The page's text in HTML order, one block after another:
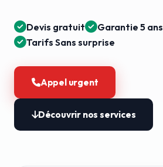
Devis gratuit
Garantie 5 ans
Tarifs Sans surprise
Appel urgent
Découvrir nos services